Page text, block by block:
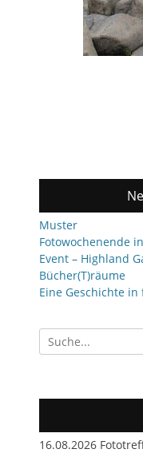
Muster
Fotowochenende
Event – Highland
Bücher(T)räume
Eine Geschichte
Suchen
nach:
16.08.2026